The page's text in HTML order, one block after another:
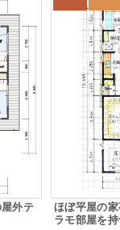
外テ
ほぼ平屋の
ラモ部屋を